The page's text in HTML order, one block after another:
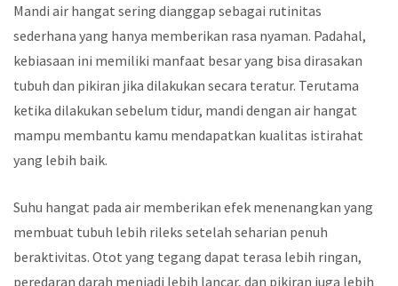
Mandi air hangat sering dianggap sebagai rutinitas
sederhana yang hanya memberikan rasa nyaman. Padahal,
kebiasaan ini memiliki manfaat besar yang bisa dirasakan
tubuh dan pikiran jika dilakukan secara teratur. Terutama
ketika dilakukan sebelum tidur, mandi dengan air hangat
mampu membantu kamu mendapatkan kualitas istirahat
yang lebih baik.
Suhu hangat pada air memberikan efek menenangkan yang
membuat tubuh lebih rileks setelah seharian penuh
beraktivitas. Otot yang tegang dapat terasa lebih ringan,
peredaran darah menjadi lebih lancar, dan pikiran juga lebih